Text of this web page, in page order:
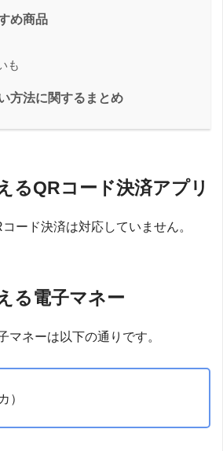
め商品
も
方法に関するまとめ
るQRコード決済アプリ
ード決済は対応していません。
る電子マネー
マネーは以下の通りです。
）